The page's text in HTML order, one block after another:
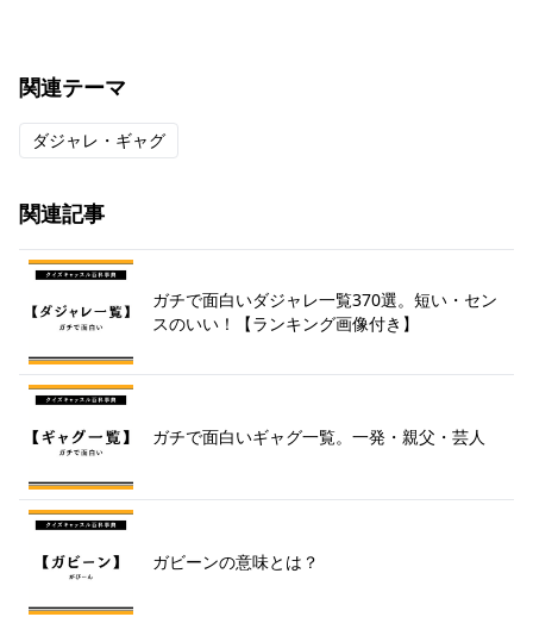
関連テーマ
ダジャレ・ギャグ
関連記事
ガチで面白いダジャレ一覧370選。短い・セン
スのいい！【ランキング画像付き】
ガチで面白いギャグ一覧。一発・親父・芸人
ガビーンの意味とは？